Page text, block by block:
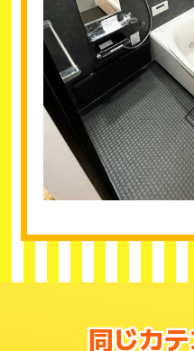
同じカ